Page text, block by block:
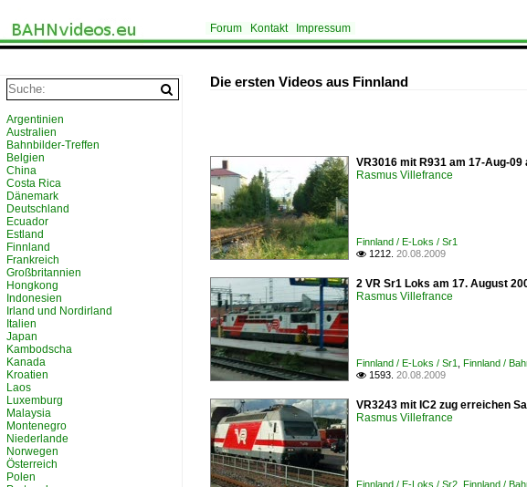
Forum Kontakt Impressum
Die ersten Videos aus Finnland
VR3016 mit R931 am 17-Aug-
Rasmus Villefrance
Finnland / E-Loks / Sr1
 1212. 20.08.2009
2 VR Sr1 Loks am 17. August
Rasmus Villefrance
Finnland / E-Loks / Sr1 Finnland /
 1593. 20.08.2009
VR3243 mit IC2 zug erreichen
Rasmus Villefrance
Finnland / E-Loks / Sr2 Finnland /
Argentinien
Australien
Bahnbilder-Treffen
Belgien
China
Costa Rica
Dänemark
Deutschland
Ecuador
Estland
Finnland
Frankreich
Großbritannien
Hongkong
Indonesien
Irland und Nordirland
Italien
Japan
Kambodscha
Kanada
Kroatien
Laos
Luxemburg
Malaysia
Montenegro
Niederlande
Norwegen
Österreich
Polen